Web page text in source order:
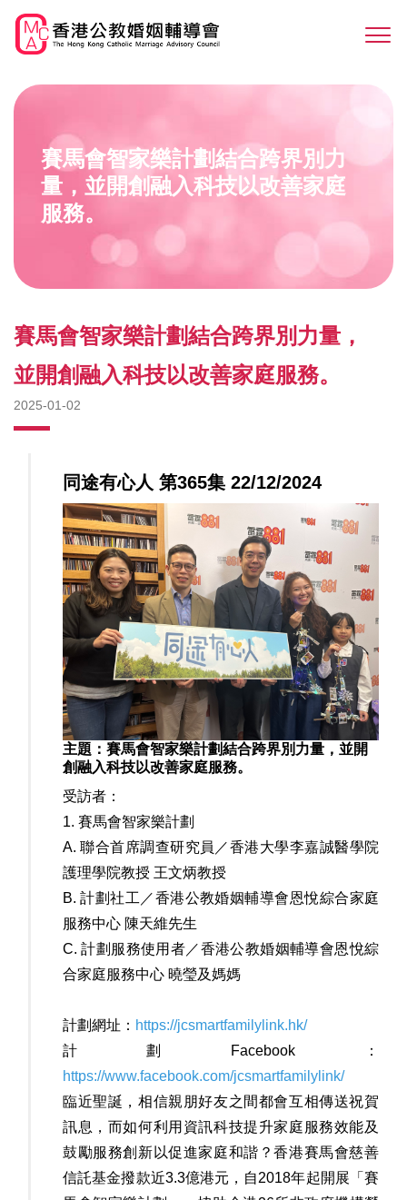
main
賽馬會智家樂計劃結合跨界別力
量，並開創融入科技以改善家庭
服務。
賽馬會智家樂計劃結合跨界別力量，
並開創融入科技以改善家庭服務。
2025-01-02
同途有心人 第365集 22/12/2024
主題：賽馬會智家樂計劃結合跨界別力量，並開
創融入科技以改善家庭服務。
受訪者：
1. 賽馬會智家樂計劃
A. 聯合首席調查研究員／香港大學李嘉誠醫學院
護理學院教授 王文炳教授
B. 計劃社工／香港公教婚姻輔導會恩悅綜合家庭
服務中心 陳天維先生
C. 計劃服務使用者／香港公教婚姻輔導會恩悅綜
合家庭服務中心 曉瑩及媽媽
計劃網址： https://jcsmartfamilylink.hk/
計劃Facebook：
https://www.facebook.com/jcsmartfamilylink/
臨近聖誕，相信親朋好友之間都會互相傳送祝賀
訊息，而如何利用資訊科技提升家庭服務效能及
鼓勵服務創新以促進家庭和諧？香港賽馬會慈善
信託基金撥款近3.3億港元，自2018年起開展「賽